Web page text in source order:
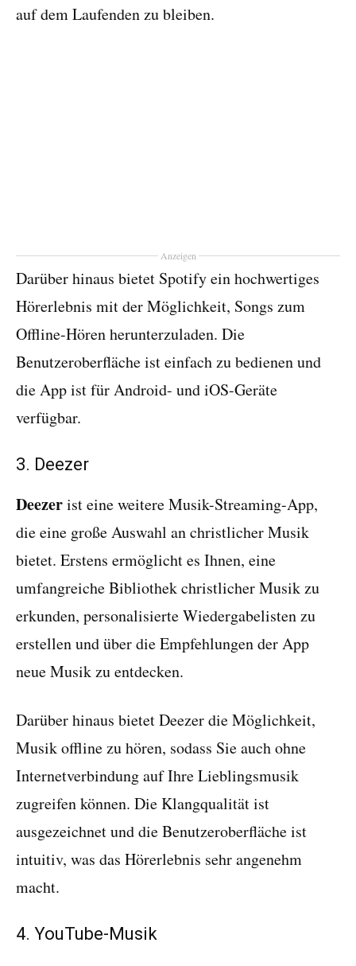
auf dem Laufenden zu bleiben.
Anzeigen
Darüber hinaus bietet Spotify ein hochwertiges
Hörerlebnis mit der Möglichkeit, Songs zum
Offline-Hören herunterzuladen. Die
Benutzeroberfläche ist einfach zu bedienen und
die App ist für Android- und iOS-Geräte
verfügbar.
3. Deezer
Deezerist eine weitere Musik-Streaming-App,
die eine große Auswahl an christlicher Musik
bietet. Erstens ermöglicht es Ihnen, eine
umfangreiche Bibliothek christlicher Musik zu
erkunden, personalisierte Wiedergabelisten zu
erstellen und über die Empfehlungen der App
neue Musik zu entdecken.
Darüber hinaus bietet Deezer die Möglichkeit,
Musik offline zu hören, sodass Sie auch ohne
Internetverbindung auf Ihre Lieblingsmusik
zugreifen können. Die Klangqualität ist
ausgezeichnet und die Benutzeroberfläche ist
intuitiv, was das Hörerlebnis sehr angenehm
macht.
4. YouTube-Musik